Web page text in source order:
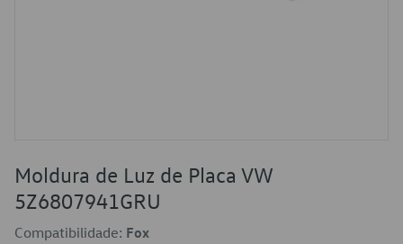
Moldura de Luz de Placa VW
5Z6807941GRU
Compatibilidade: Fox